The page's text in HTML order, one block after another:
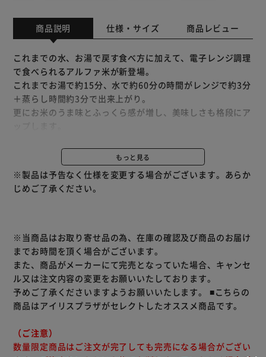
商品説明 仕様・サイズ 商品レビュー
これまでの水、お湯で戻す食べ方に加えて、電子レンジ調理
で食べられるアルファ米が新登場。
これまでお湯で約15分、水で約60分の時間がレンジで約3分
＋蒸らし時間約3分で出来上がり。
更にお米のうま味とふっくら感が増し、美味しさも格段にア
ファ米 レンジプラスシリーズです。
もっと見る
※製品は予告なく仕様を変更する場合がございます。あらか
じめご了承ください。
※当商品はお取り寄せ品の為、在庫の確認及び商品のお届け
までお時間を頂く場合がございます。
また、商品がメーカーにて完売となっていた場合、キャンセ
ル又は注文内容の変更をお願いいたしております。
予めご了承くださいますようお願いいたします。 ■こちらの
商品はアイリスプラザがセレクトしたオススメ商品です。
（ご注意）
数量限定商品はご注文が完了しても完売になる場合がござい